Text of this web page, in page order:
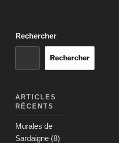
Rechercher
Rechercher
ARTICLES
RÉCENTS
Murales de
Sardaigne (8)